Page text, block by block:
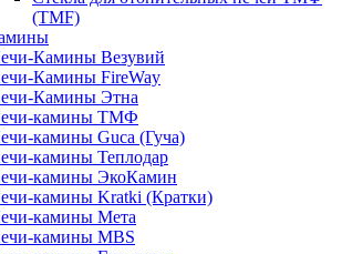
(TMF)
Камины Везувий
Камины FireWay
Камины Этна
камины ТМФ
камины Guca (Гуча)
камины Теплодар
камины ЭкоКамин
камины Kratki (Кратки)
камины Мета
камины MBS